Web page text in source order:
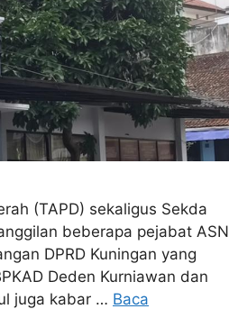
(TAPD) sekaligus Sekda
beberapa pejabat ASN
DPRD Kuningan yang
Deden Kurniawan dan
juga kabar … Baca